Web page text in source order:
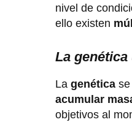
nivel de
ello existen
La
La genética
acumular
objetivos al